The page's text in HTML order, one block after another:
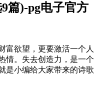
篇)-pg电子官方
富欲望，更要激活一个人
情。失去创造力，是一个
是小编给大家带来的诗歌